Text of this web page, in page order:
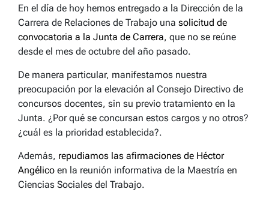
En el día de hoy hemos entregado a la Dirección de la
Carrera de Relaciones de Trabajo una solicitud de
convocatoria a la Junta de Carrera, que no se reúne
desde el mes de octubre del año pasado.
De manera particular, manifestamos nuestra
preocupación por la elevación al Consejo Directivo de
concursos docentes, sin su previo tratamiento en la
Junta. ¿Por qué se concursan estos cargos y no otros?
¿cuál es la prioridad establecida?.
Además, repudiamos las afirmaciones de Héctor
Angélico en la reunión informativa de la Maestría en
Ciencias Sociales del Trabajo.